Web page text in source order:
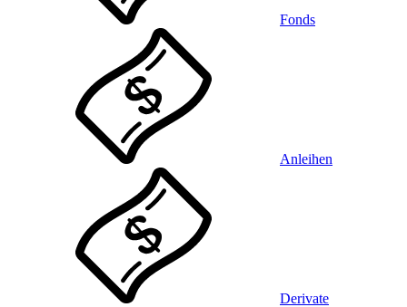
Fonds
Anleihen
Derivate